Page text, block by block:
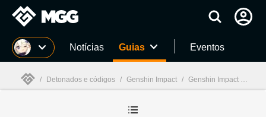
Millenium Notícias Guias Eventos
/ Detonados e códigos / Genshin Impact / Genshin Impact : Guias, detonados e códigos